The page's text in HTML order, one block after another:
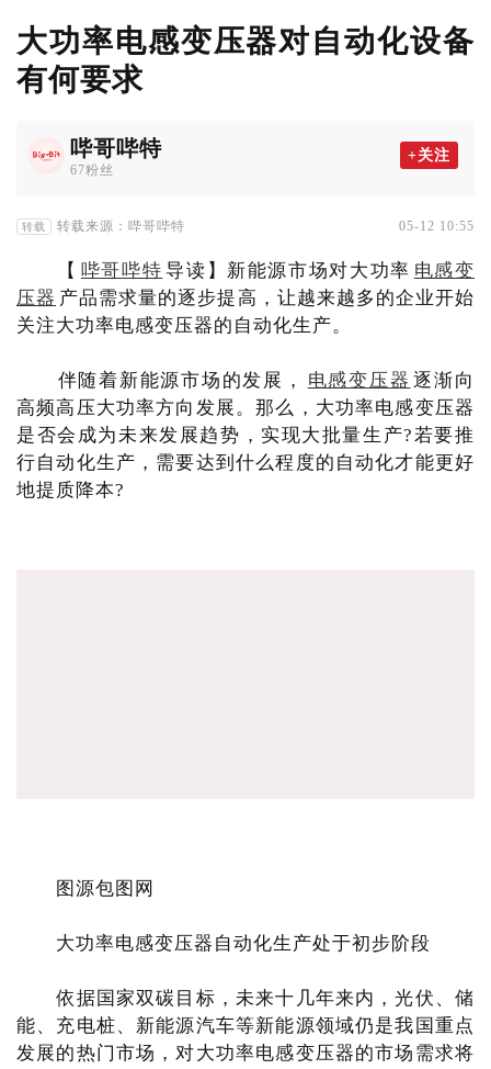
大功率电感变压器对自动化设备
有何要求
哔哥哔特
67粉丝
+关注
转载 转载来源：哔哥哔特 05-12 10:55
【 哔哥哔特 导读】新能源市场对大功率 电感变
压器 产品需求量的逐步提高，让越来越多的企业开始
关注大功率电感变压器的自动化生产。
伴随着新能源市场的发展， 电感变压器 逐渐向
高频高压大功率方向发展。那么，大功率电感变压器
是否会成为未来发展趋势，实现大批量生产?若要推
行自动化生产，需要达到什么程度的自动化才能更好
地提质降本?
图源包图网
大功率电感变压器自动化生产处于初步阶段
依据国家双碳目标，未来十几年来内，光伏、储
能、充电桩、新能源汽车等新能源领域仍是我国重点
发展的热门市场，对大功率电感变压器的市场需求将